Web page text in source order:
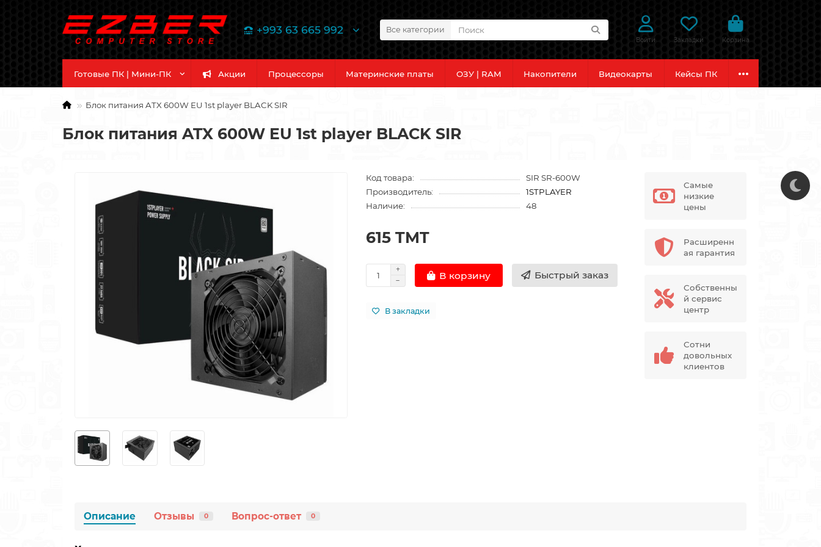
Все категории
+993 63 665 992
Войти Закладки Корзина
Готовые ПК | Мини-ПК Акции Процессоры Материнские платы ОЗУ | RAM Накопители Видеокарты Кейсы ПК
Блок питания ATX 600W EU 1st player BLACK SIR
Блок питания ATX 600W EU 1st player BLACK SIR
Код товара:
SIR SR-600W
Производитель:
1STPLAYER
Наличие:
48
615 TMT
В корзину Быстрый заказ
В закладки
Самые
низкие
цены
Расширенн
ая гарантия
Собственны
й сервис
центр
Сотни
довольных
клиентов
Описание Отзывы 0 Вопрос-ответ 0